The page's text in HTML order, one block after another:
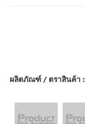
ผลิตภัณฑ์ / ตราสินค้า :